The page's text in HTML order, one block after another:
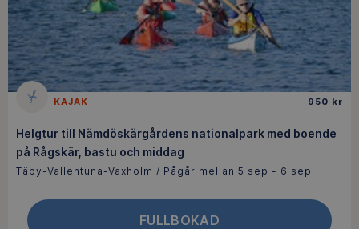
KAJAK 950 kr
Helgtur till Nämdöskärgårdens nationalpark med boende
på Rågskär, bastu och middag
Täby-Vallentuna-Vaxholm / Pågår mellan 5 sep - 6 sep
FULLBOKAD